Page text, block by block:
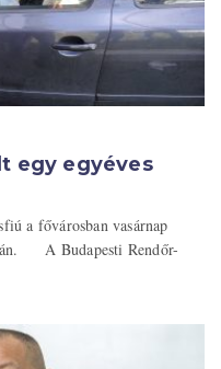
egy egyéves
a fővárosban vasárnap
A Budapesti Rendőr-